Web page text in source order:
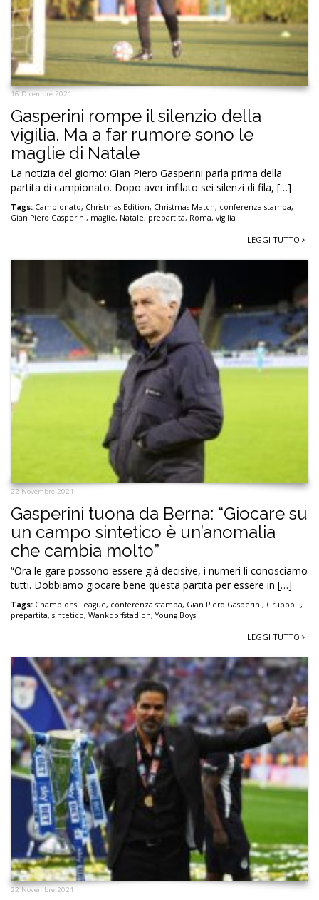
16 Dicembre 2021
Gasperini rompe il silenzio della
vigilia. Ma a far rumore sono le
maglie di Natale
La notizia del giorno: Gian Piero Gasperini parla prima della
partita di campionato. Dopo aver infilato sei silenzi di fila, […]
Tags: Campionato, Christmas Edition, Christmas Match, conferenza stampa,
Gian Piero Gasperini, maglie, Natale, prepartita, Roma, vigilia
LEGGI TUTTO
22 Novembre 2021
Gasperini tuona da Berna: “Giocare su
un campo sintetico è un’anomalia
che cambia molto”
“Ora le gare possono essere già decisive, i numeri li conosciamo
tutti. Dobbiamo giocare bene questa partita per essere in […]
Tags: Champions League, conferenza stampa, Gian Piero Gasperini, Gruppo F,
prepartita, sintetico, Wankdorfstadion,Young Boys
LEGGI TUTTO
22 Novembre 2021